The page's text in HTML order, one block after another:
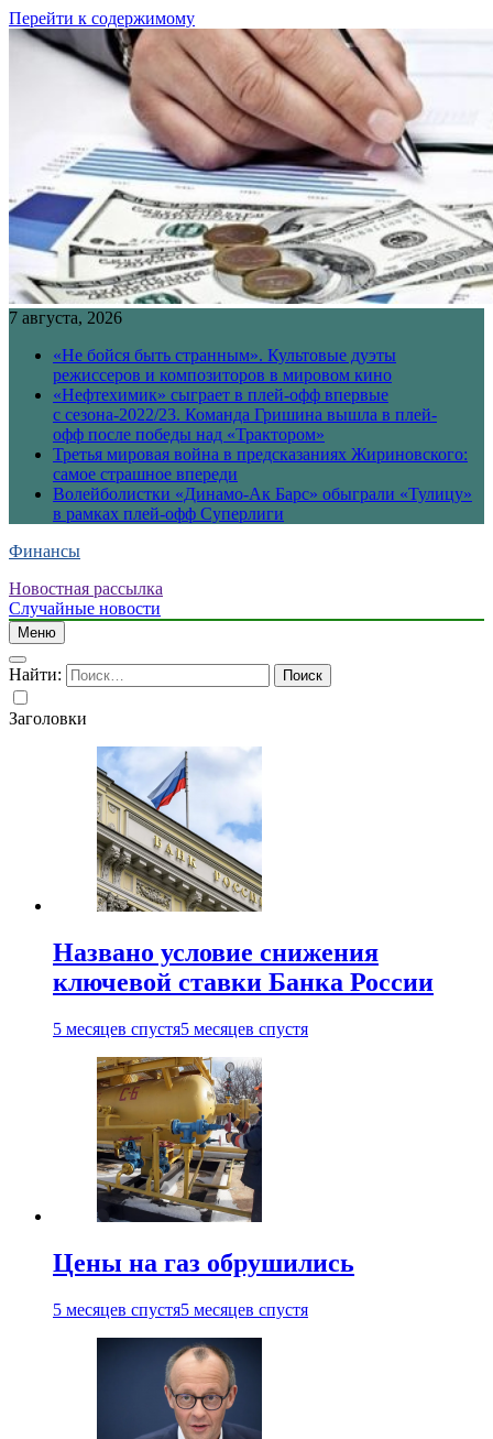
Перейти к содержимому
7 августа, 2026
«Не бойся быть странным». Культовые дуэты
режиссеров и композиторов в мировом кино
«Нефтехимик» сыграет в плей-офф впервые
с сезона-2022/23. Команда Гришина вышла в плей-
офф после победы над «Трактором»
Третья мировая война в предсказаниях Жириновского:
самое страшное впереди
Волейболистки «Динамо-Ак Барс» обыграли «Тулицу»
в рамках плей-офф Суперлиги
Финансы
Новостная рассылка
Случайные новости
Меню
Найти:
Заголовки
Названо условие снижения
ключевой ставки Банка России
5 месяцев спустя5 месяцев спустя
Цены на газ обрушились
5 месяцев спустя5 месяцев спустя